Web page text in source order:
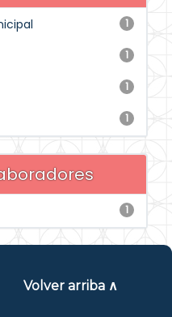
1
1
1
1
1
Volver arriba ∧